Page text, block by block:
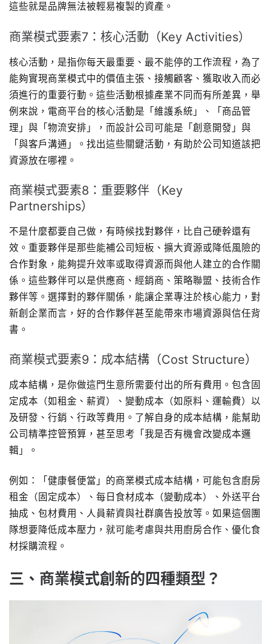
這些就是品牌無法被輕易複製的資產。
商業模式要素7：核心活動（Key Activities）
核心活動，是指你每天最重要、最不能停的工作流程，為了
能夠實現商業模式中的價值主張、接觸顧客、獲取收入而必
須進行的重要行動。這些活動根據產業不同而有所差異，舉
例來說，電商平台的核心活動是「維護系統」、「商品管
理」與「物流安排」，而設計公司可能是「創意開發」與
「與客戶溝通」。找出這些關鍵活動，有助於公司知道該把
資源放在哪裡。
商業模式要素8：重要夥伴（Key
Partnerships）
不是什麼都要自己做，有時候找對夥伴，比自己硬幹還有
效。重要夥伴是那些能補公司短板、擴大資源或降低風險的
合作對象，能夠提升效率或取得資源而與他人建立的合作關
係。這些夥伴可以是供應商、經銷商、策略聯盟、技術合作
夥伴等。選擇對的夥伴關係，能讓企業專注於核心能力，對
新創企業而言，好的合作夥伴甚至能帶來市場資源與信任背
書。
商業模式要素9：成本結構（Cost Structure）
成本結構，是你做這門生意所需要付出的所有費用。包含固
定成本（如租金、薪資）、變動成本（如原料、運輸費）以
及研發、行銷、行政等費用。了解自身的成本結構，能幫助
公司精準控管預算，甚至思考「我是否有機會改變成本邏
輯」。
例如：「健康餐便當」的商業模式成本結構，可能包含廚房
租金（固定成本）、每日食材成本（變動成本）、外送平台
抽成、包材費用、人員薪資與社群廣告投放等。如果這個團
隊想要降低成本壓力，就可能考慮與共用廚房合作、優化食
材採購流程。
三、商業模式創新的四種類型？